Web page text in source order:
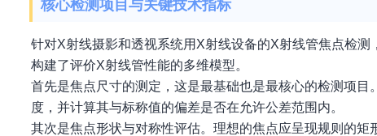
核心检测项目与关键技术指标
针对X射线摄影和透视系统用X射线设备的X射线管焦点检
构建了评价X射线管性能的多维模型。
首先是焦点尺寸的测定，这是最基础也是最核心的检测项
度，并计算其与标称值的偏差是否在允许公差范围内。
其次是焦点形状与对称性评估。理想的焦点应呈现规则的